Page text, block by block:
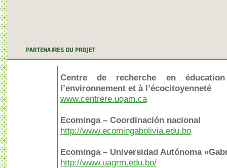
Centre de recherche en
l’environnement et à l’écocitoyenneté
www.centrere.uqam.ca
Ecominga – Coordinación nacional
http://www.ecomingabolivia.edu.bo
Ecominga – Universidad Autónoma
http://www.uagrm.edu.bo/